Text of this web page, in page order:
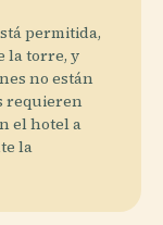
permitida,
la torre, y
no están
requieren
el hotel a
la